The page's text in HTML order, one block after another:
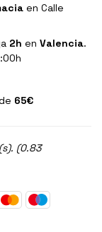
en Calle
2h en Valencia.
65€
(0.83